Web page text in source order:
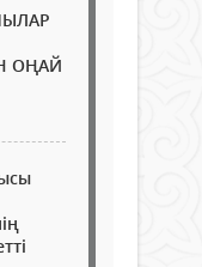
ОҢАЙ